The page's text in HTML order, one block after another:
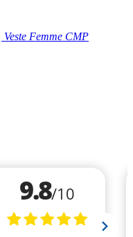
Veste Femme CMP